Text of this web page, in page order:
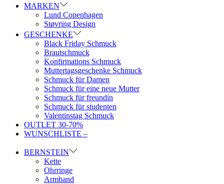
MARKEN
Lund Copenhagen
Støvring Design
GESCHENKE
Black Friday Schmuck
Brautschmuck
Konfirmations Schmuck
Muttertagsgeschenke Schmuck
Schmuck für Damen
Schmuck für eine neue Mutter
Schmuck für freundin
Schmuck für studenten
Valentinstag Schmuck
OUTLET 30-70%
WUNSCHLISTE –
BERNSTEIN
Kette
Ohrringe
Armband